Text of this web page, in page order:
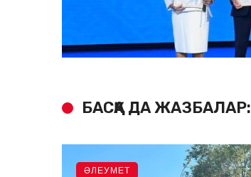
БАСҚА ДА ЖАЗБАЛАР:
ӘЛЕУМЕТ